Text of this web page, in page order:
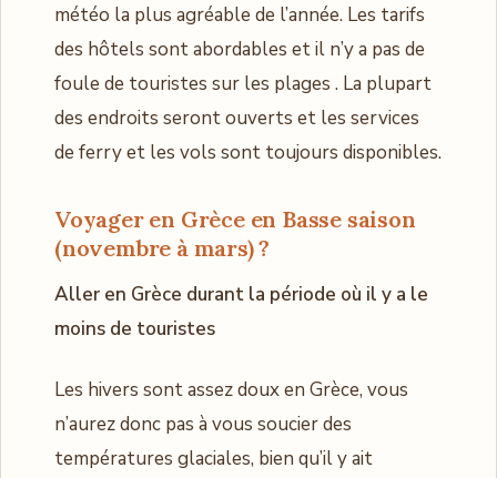
météo la plus agréable de l’année. Les tarifs
des hôtels sont abordables et il n’y a pas de
foule de touristes sur les plages . La plupart
des endroits seront ouverts et les services
de ferry et les vols sont toujours disponibles.
Voyager en Grèce en Basse saison
(novembre à mars) ?
Aller en Grèce durant la période où il y a le
moins de touristes
Les hivers sont assez doux en Grèce, vous
n’aurez donc pas à vous soucier des
températures glaciales, bien qu’il y ait